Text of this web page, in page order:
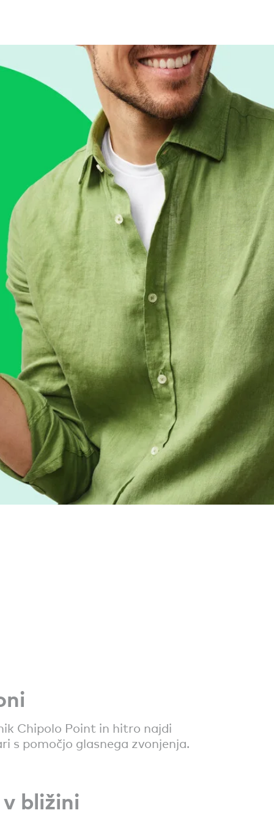
Chipolo Point in hitro najdi
s pomočjo glasnega zvonjenja.
bližini